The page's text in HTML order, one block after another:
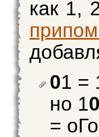
как 1,
01 =
но 10
=